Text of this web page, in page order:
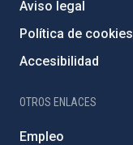
Aviso legal
Política de cookies
Accesibilidad
OTROS ENLACES
Empleo